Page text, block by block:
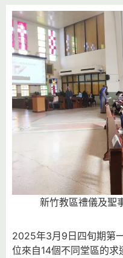
新竹教區禮儀及聖
2025年3月9日四旬期第
位來自14個不同堂區的求